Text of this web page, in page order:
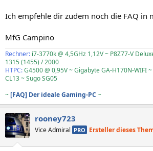
Ich empfehle dir zudem noch die FAQ in
MfG Campino
Rechner: i7-3770k @ 4,5GHz 1,12V ~ P8Z77-V
1315 (1455) / 2000
HTPC:G4500 @ 0,95V ~ Gigabyte GA-H170N-WIFI
CL13 ~ Sugo SG05
~[FAQ] Der ideale Gaming-PC ~
rooney723
Vice Admiral PRO Ersteller dieses